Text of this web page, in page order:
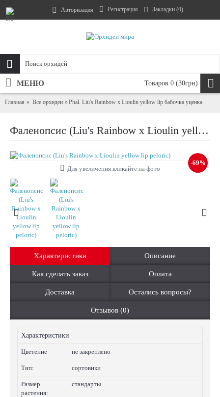
Авторизация Регистрация Закладки (0)
Товаров 0 (30грн)
МЕНЮ
Главная Все орхидеи Phal. Liu's Rainbow x Lioulin yellow lip бабочка уценка
Фаленопсис (Liu's Rainbow x Lioulin yellow lip peloric)
-69%
Для увеличения кликайте на фото
Характеристики Описание
Как сделать заказ Оплата
Доставка Остались вопросы?
Отзывов (0)
Характеристики
Цветение не закреплено
Тип: сортовики
Размер
растения:
стандарты